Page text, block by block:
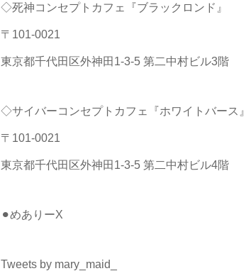
◇死神コンセプトカフェ『ブラックロンド』
〒101-0021
東京都千代田区外神田1-3-5 第二中村ビル3階
◇サイバーコンセプトカフェ『ホワイトバース』
〒101-0021
東京都千代田区外神田1-3-5 第二中村ビル4階
⚫︎めありーX
Tweets by mary_maid_